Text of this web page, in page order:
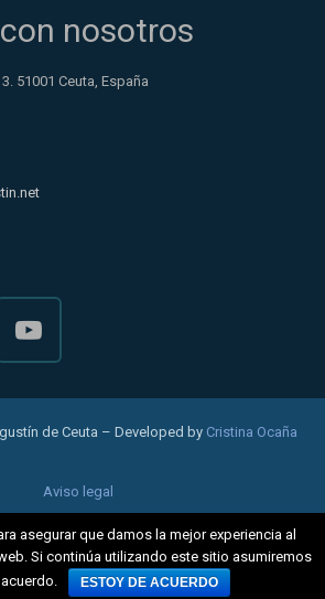
nosotros
51001 Ceuta, España
de Ceuta – Developed by Cristina Ocaña
Aviso legal
Política de privacidad
Cookies
asegurar que damos la mejor experiencia al
Si continúa utilizando este sitio asumiremos
ESTOY DE ACUERDO